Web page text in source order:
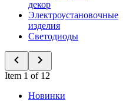
декор
Электроустановочные
изделия
Светодиоды
Item 1 of 12
Новинки